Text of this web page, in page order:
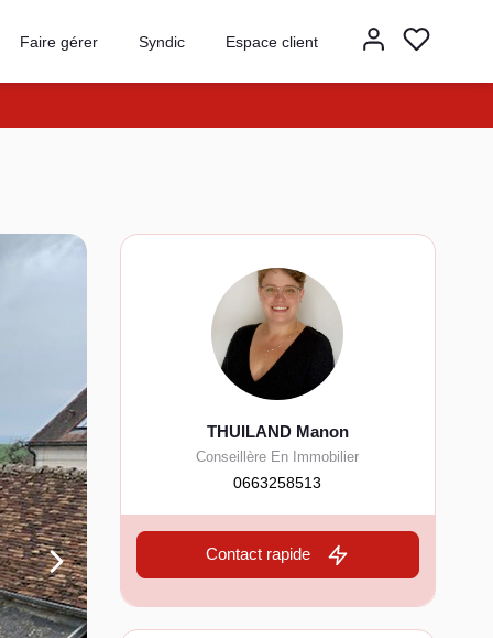
Faire gérer Syndic Espace client
THUILAND Manon
Conseillère En Immobilier
0663258513
Contact rapide